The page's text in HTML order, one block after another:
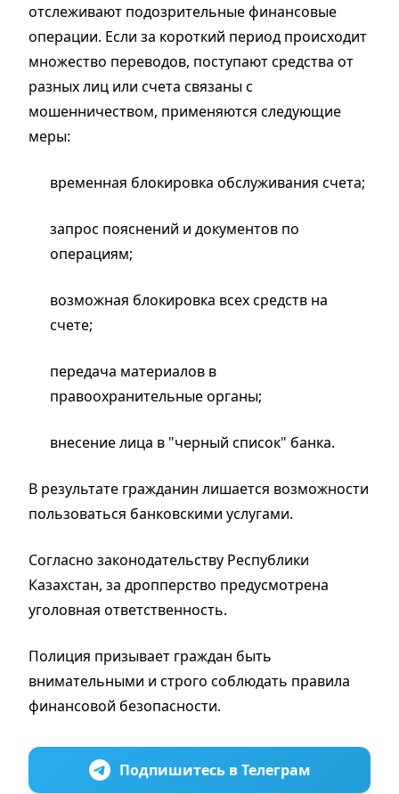
отслеживают подозрительные финансовые
операции. Если за короткий период происходит
множество переводов, поступают средства от
разных лиц или счета связаны с
мошенничеством, применяются следующие
меры:
временная блокировка обслуживания счета;
запрос пояснений и документов по
операциям;
возможная блокировка всех средств на
счете;
передача материалов в
правоохранительные органы;
внесение лица в "черный список" банка.
В результате гражданин лишается возможности
пользоваться банковскими услугами.
Согласно законодательству Республики
Казахстан, за дропперство предусмотрена
уголовная ответственность.
Полиция призывает граждан быть
внимательными и строго соблюдать правила
финансовой безопасности.
Подпишитесь в Телеграм